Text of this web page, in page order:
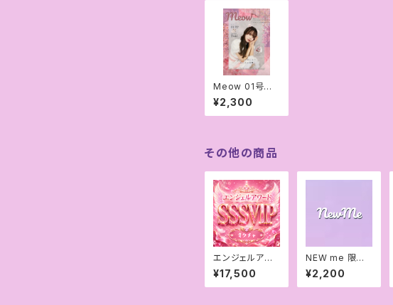
Meow 01号
予約販売
¥2,300
その他の商品
エンジェルアワ
ードSSSVIP ［ミ
クチャ専用］
¥17,500
NEW me 限定
✖️2チェキ10月
¥2,200